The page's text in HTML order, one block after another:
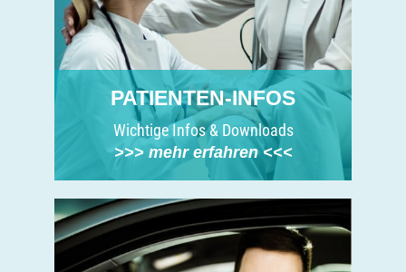
PATIENTEN-INFOS
Wichtige Infos & Downloads
>>> mehr erfahren <<<